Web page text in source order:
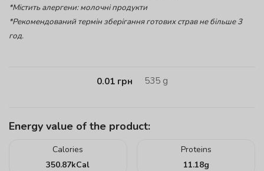
*Містить алергени: молочні продукти
*Рекомендований термін зберігання готових страв не більше 3
год.
0.01грн 535g
Energy value of the product:
Calories
350.87kCal
Proteins
11.18g